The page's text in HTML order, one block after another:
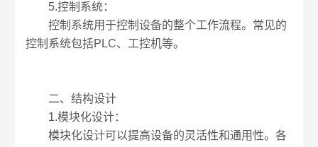
5.控制系统：
控制系统用于控制设备的整个工作流程。常见的
控制系统包括PLC、工控机等。
二、结构设计
1.模块化设计：
模块化设计可以提高设备的灵活性和通用性。各